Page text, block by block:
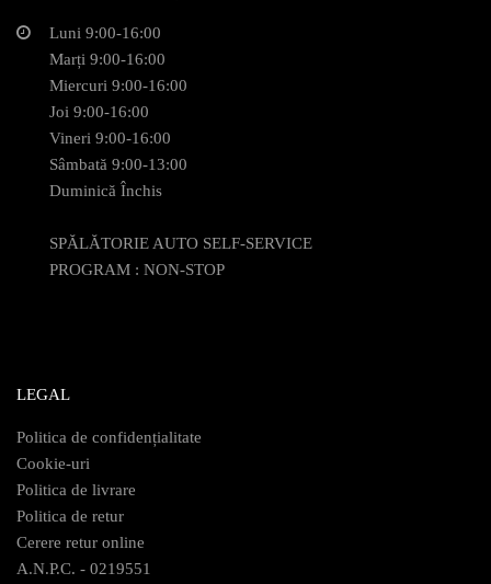
Luni 9:00-16:00
Marți 9:00-16:00
Miercuri 9:00-16:00
Joi 9:00-16:00
Vineri 9:00-16:00
Sâmbată 9:00-13:00
Duminică Închis
SPĂLĂTORIE AUTO SELF-SERVICE
PROGRAM : NON-STOP
LEGAL
Politica de confidențialitate
Cookie-uri
Politica de livrare
Politica de retur
Cerere retur online
A.N.P.C. - 0219551